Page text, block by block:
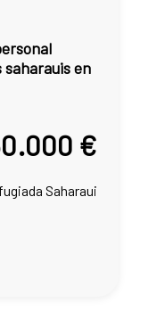
en
€
Saharaui